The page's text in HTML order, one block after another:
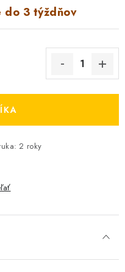
osobných údajov
do 3 týždňov
: 2 roky